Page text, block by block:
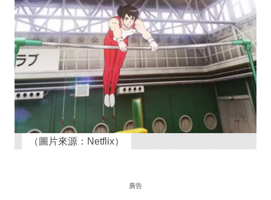
（圖片來源：Netflix）
廣告